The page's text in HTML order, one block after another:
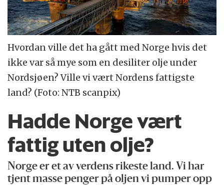
Hvordan ville det ha gått med Norge hvis det
ikke var så mye som en desiliter olje under
Nordsjøen? Ville vi vært Nordens fattigste
land? (Foto: NTB scanpix)
Hadde Norge vært
fattig uten olje?
Norge er et av verdens rikeste land. Vi har
tjent masse penger på oljen vi pumper opp